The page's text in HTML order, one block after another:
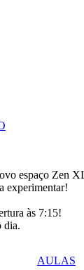
espaço Zen
experimentar!
às 7:15!
dia.
AULAS